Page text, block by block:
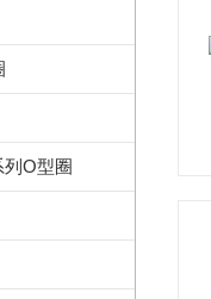
列O型圈